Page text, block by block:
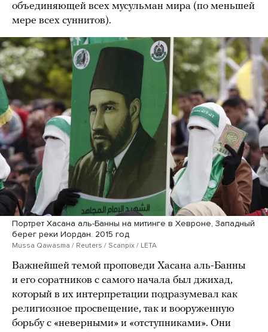
объединяющей всех мусульман мира (по меньшей
мере всех суннитов).
Портрет Хасана аль-Банны на митинге в Хевроне, Западный
берег реки Иордан. 2015 год
Mussa Qawasma / Reuters / Scanpix / LETA
Важнейшей темой проповеди Хасана аль-Банны
и его соратников с самого начала был джихад,
который в их интерпретации подразумевал как
религиозное просвещение, так и вооруженную
борьбу с «неверными» и «отступниками». Они